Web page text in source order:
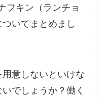
フキン（ランチョ
いてまとめまし
意しないといけな
でしょうか？働く